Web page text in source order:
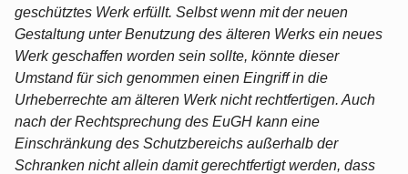
geschütztes Werk erfüllt. Selbst wenn mit der neuen
Gestaltung unter Benutzung des älteren Werks ein neues
Werk geschaffen worden sein sollte, könnte dieser
Umstand für sich genommen einen Eingriff in die
Urheberrechte am älteren Werk nicht rechtfertigen. Auch
nach der Rechtsprechung des EuGH kann eine
Einschränkung des Schutzbereichs außerhalb der
Schranken nicht allein damit gerechtfertigt werden, dass